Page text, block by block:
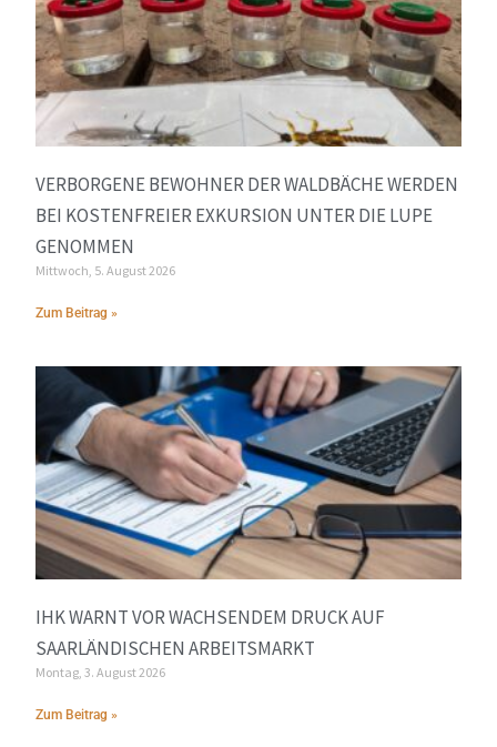
VERBORGENE BEWOHNER DER WALDBÄCHE WERDEN
BEI KOSTENFREIER EXKURSION UNTER DIE LUPE
GENOMMEN
Mittwoch, 5. August 2026
Zum Beitrag »
IHK WARNT VOR WACHSENDEM DRUCK AUF
SAARLÄNDISCHEN ARBEITSMARKT
Montag, 3. August 2026
Zum Beitrag »